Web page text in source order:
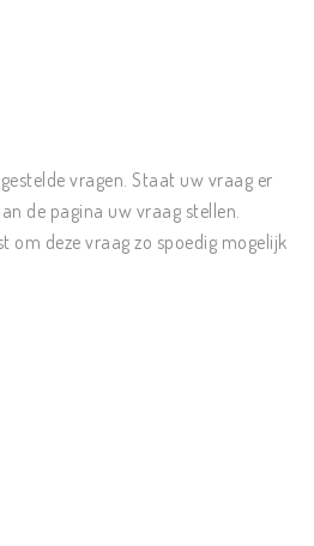
vragen. Staat uw vraag er
de pagina uw vraag stellen.
om deze vraag zo spoedig mogelijk